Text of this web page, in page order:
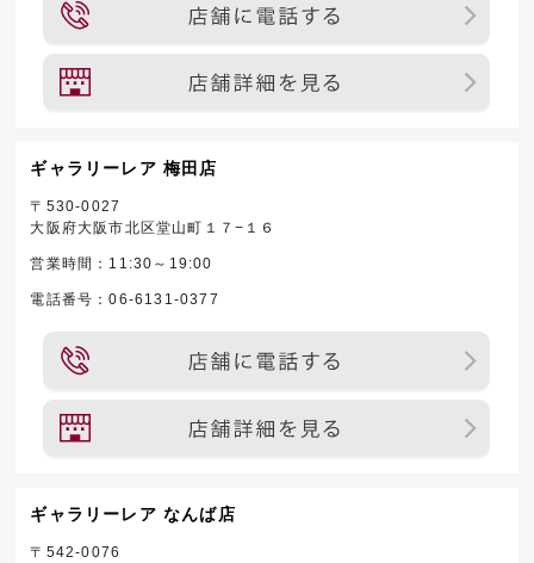
ギャラリーレア 梅田店
〒530-0027
大阪府大阪市北区堂山町１７−１６
営業時間：11:30～19:00
電話番号：06-6131-0377
ギャラリーレア なんば店
〒542-0076